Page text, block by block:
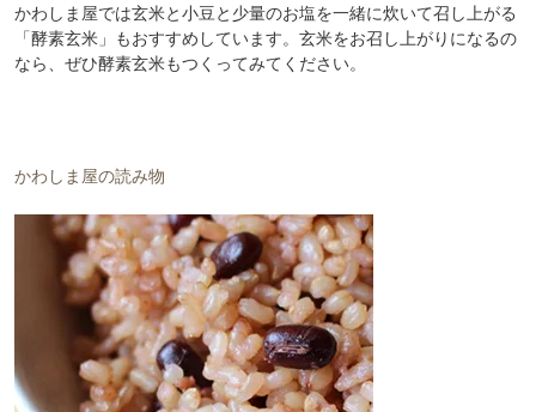
かわしま屋では玄米と小豆と少量のお塩を一緒に炊いて召し上がる
「酵素玄米」もおすすめしています。玄米をお召し上がりになるの
なら、ぜひ酵素玄米もつくってみてください。
かわしま屋の読み物